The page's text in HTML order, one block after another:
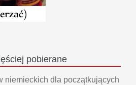
pobierane
niemieckich dla początkujących